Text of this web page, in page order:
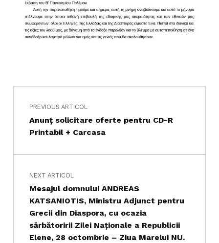
Skip back to main navigation
Navigare în articole
PREVIOUS ARTICOL
Anunț solicitare oferte pentru CD-R
Printabil + Carcasa
NEXT ARTICOL
Mesajul domnului ANDREAS
KATSANIOTIS, Ministru Adjunct pentru
Grecii din Diaspora, cu ocazia
sărbătoririi Zilei Naţionale a Republicii
Elene, 28 octombrie – Ziua Marelui NU.